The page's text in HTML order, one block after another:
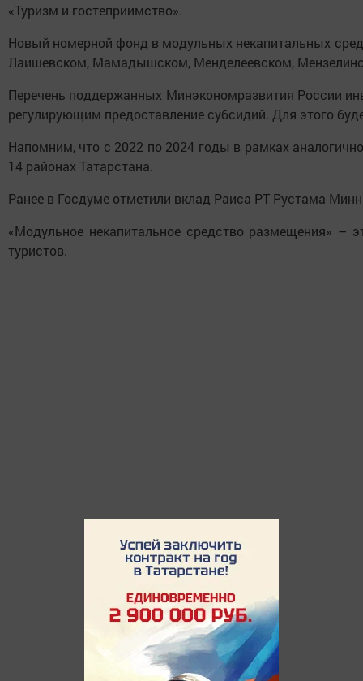
«Туризм и гостеприимство».
Новый номерной фонд в модульных некапитальных
Лаишевском, Мамадышском, Менделеевском,
Перечень поддержанных Минэкономразвития России
регулирующим предоставление субсидий. Для этого
Напомним, что с 2022 по 2024 годы в рамках
14 районах Татарстана.
Ранее в Госдуме отметили вклад Раиса РТ Рустама
«Модульное некапитальное средство размещения» –
туристов.